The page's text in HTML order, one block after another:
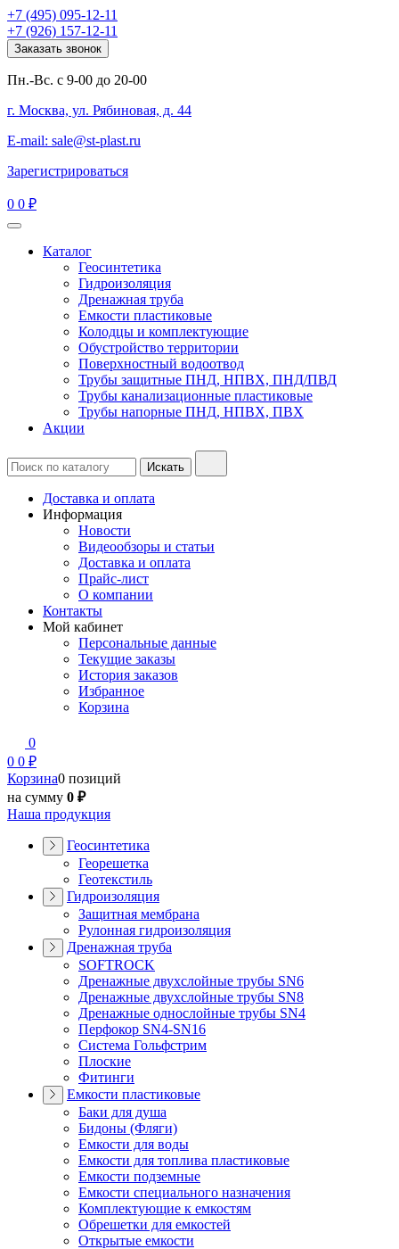
+7 (495) 095-12-11
+7 (926) 157-12-11
Заказать звонок
Пн.-Вс. с 9-00 до 20-00
г. Москва, ул. Рябиновая, д. 44
E-mail: sale@st-plast.ru
Зарегистрироваться
0 0 ₽
Каталог
Геосинтетика
Гидроизоляция
Дренажная труба
Емкости пластиковые
Колодцы и комплектующие
Обустройство территории
Поверхностный водоотвод
Трубы защитные ПНД, НПВХ, ПНД/ПВД
Трубы канализационные пластиковые
Трубы напорные ПНД, НПВХ, ПВХ
Акции
Доставка и оплата
Информация
Новости
Видеообзоры и статьи
Доставка и оплата
Прайс-лист
О компании
Контакты
Мой кабинет
Персональные данные
Текущие заказы
История заказов
Избранное
Корзина
0
0 0 ₽
Корзина0 позиций
на сумму 0 ₽
Наша продукция
Геосинтетика
Георешетка
Геотекстиль
Гидроизоляция
Защитная мембрана
Рулонная гидроизоляция
Дренажная труба
SOFTROCK
Дренажные двухслойные трубы SN6
Дренажные двухслойные трубы SN8
Дренажные однослойные трубы SN4
Перфокор SN4-SN16
Система Гольфстрим
Плоские
Фитинги
Емкости пластиковые
Баки для душа
Бидоны (Фляги)
Емкости для воды
Емкости для топлива пластиковые
Емкости подземные
Емкости специального назначения
Комплектующие к емкостям
Обрешетки для емкостей
Открытые емкости